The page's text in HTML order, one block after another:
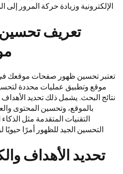
الإلكترونية وزيادة حركة المرور
تعريف
تعتبر تحسين ظهور صفحات موقعك
موقع وتطبيق عمليات محددة
نتائج البحث. يشمل ذلك تحديد
بالموقع، وتحسين المحتوى
التقنيات المتقدمة مثل
التحسين الجيد للظهور أمرًا حيويًا
تحديد الأهداف